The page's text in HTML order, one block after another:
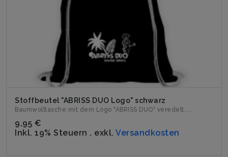
Stoffbeutel "ABRISS DUO Logo" schwarz
Baumwolltasche mit dem Logo "ABRISS DUO" veredelt....
9,95 €
Inkl. 19% Steuern , exkl. Versandkosten